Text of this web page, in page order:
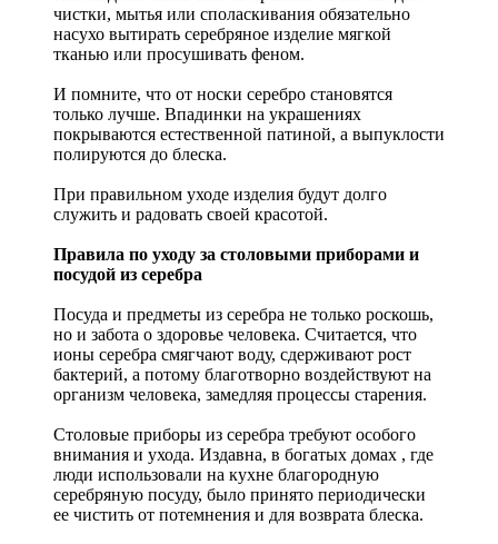
чистки, мытья или споласкивания обязательно
насухо вытирать серебряное изделие мягкой
тканью или просушивать феном.
И помните, что от носки серебро становятся
только лучше. Впадинки на украшениях
покрываются естественной патиной, а выпуклости
полируются до блеска.
При правильном уходе изделия будут долго
служить и радовать своей красотой.
Правила по уходу за столовыми приборами и
посудой из серебра
Посуда и предметы из серебра не только роскошь,
но и забота о здоровье человека. Считается, что
ионы серебра смягчают воду, сдерживают рост
бактерий, а потому благотворно воздействуют на
организм человека, замедляя процессы старения.
Столовые приборы из серебра требуют особого
внимания и ухода. Издавна, в богатых домах , где
люди использовали на кухне благородную
серебряную посуду, было принято периодически
ее чистить от потемнения и для возврата блеска.